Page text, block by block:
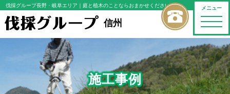
メニュー
toggle
伐採グループ長野・岐阜エリア ｜庭と植木のことならおまかせください
信州
施工事例